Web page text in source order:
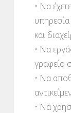
• Να
και
• Να
γραφείο
• Να
• Να